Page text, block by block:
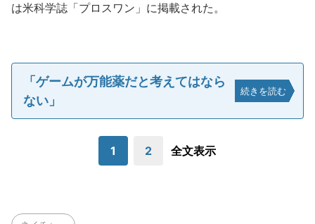
は米科学誌「プロスワン」に掲載された。
「ゲームが万能薬だと考えてはなら
ない」
続きを読む
1 2 全文表示